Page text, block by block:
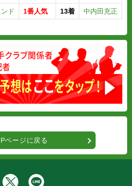
ド 1番人気 13着 中内田充正
ページに戻る